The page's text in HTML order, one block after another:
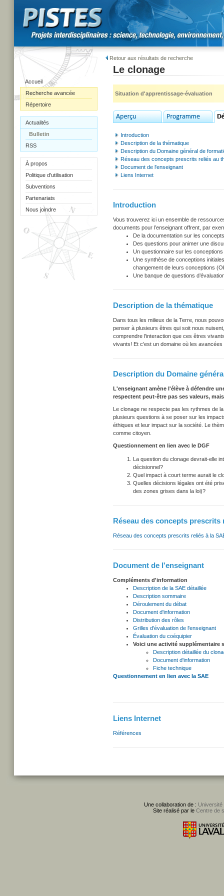
Accueil
Recherche avancée
Répertoire
Actualités
Bulletin
RSS
À propos
Politique d'utilisation
Subventions
Partenariats
Nous joindre
Retour aux résultats de recherche
Le clonage
Situation d'apprentissage-évaluation
Introduction
Description de la thématique
Description du Domaine général de
Réseau des concepts prescrits reliés au
Document de l'enseignant
Liens Internet
Introduction
Vous trouverez ici un ensemble de
documents pour l’enseignant offrent, par
De la documentation sur les
Des questions pour animer une
Un questionnaire sur les
Une synthèse de conceptions
changement de leurs conceptions
Une banque de questions
Description de la thématique
Dans tous les milieux de la Terre, nous
penser à plusieurs êtres qui soit nous
comprendre l'interaction que ces êtres
vivants! Et c'est un domaine où les
Description du Domaine
L'enseignant amène l'élève à défendre
respectent peut-être pas ses valeurs,
Le clonage ne respecte pas les rythmes de
plusieurs questions à se poser sur les
éthiques et leur impact sur la société. Le
comme citoyen.
Questionnement en lien avec le DGF
La question du clonage devrait-elle
décisionnel?
Quel impact à court terme aurait le
Quelles décisions légales ont été
des zones grises dans la loi)?
Réseau des concepts prescrits
Réseau des concepts prescrits reliés à la
Document de l'enseignant
Compléments d'information
Description de la SAE détaillée
Description sommaire
Déroulement du débat
Document d'information
Distribution des rôles
Grilles d'évaluation de l'enseignant
Évaluation du coéquipier
Voici une activité supplémentaire
Description détaillée du
Document d'information
Fiche technique
Questionnement en lien avec la SAE
Liens Internet
Références
Une collaboration de : Université
Site réalisé par le Centre de